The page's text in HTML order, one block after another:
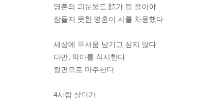
영혼의 피눈물도 詩가 될 줄이야
잠들지 못한 영혼이 시를 차용했다
세상에 무서움 남기고 싶지 않다
다만, 악마를 직시한다
정면으로 마주한다
4사람 살다가